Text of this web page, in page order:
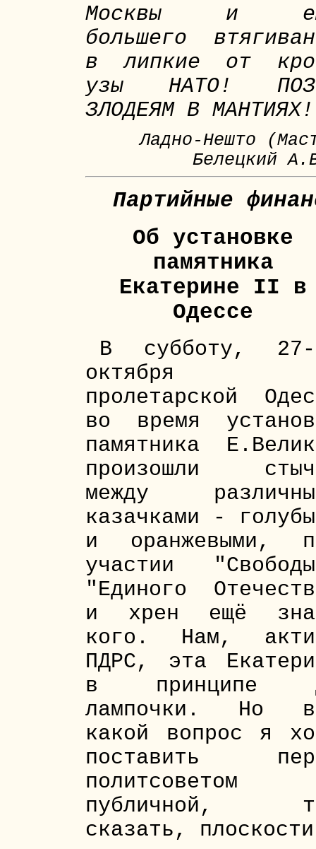
Москвы и
большего
в липкие от
узы НАТО!
ЗЛОДЕЯМ В МАНТИЯХ!
Ладно-Нешто
Белецкий
Партийные
Об установке
памятника
Екатерине II в
Одессе
В субботу, 27-
октября
пролетарской
во время
памятника
произошли
между
казачками -
и оранжевыми,
участии
"Единого
и хрен ещё
кого. Нам,
ПДРС, эта
в принципе
лампочки. Но
какой вопрос я
поставить
публичной,
сказать,